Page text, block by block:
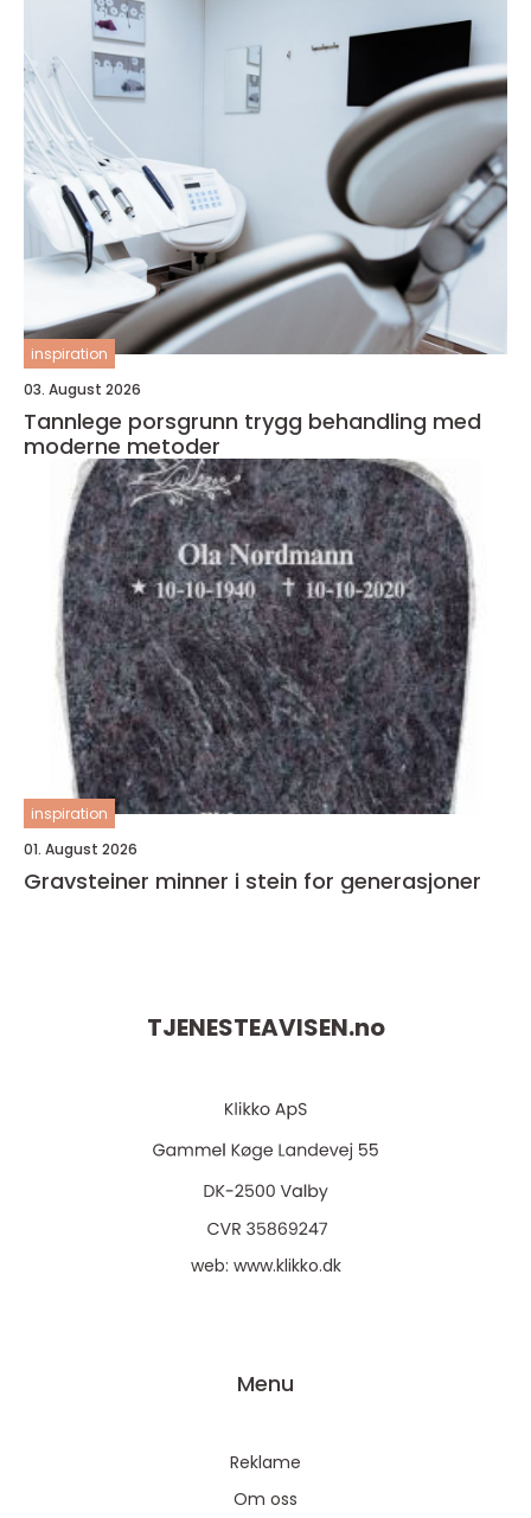
inspiration
03. August 2026
Tannlege porsgrunn trygg behandling med
moderne metoder
inspiration
01. August 2026
Gravsteiner minner i stein for generasjoner
TJENESTEAVISEN.no
web: www.klikko.dk
Menu
Reklame
Om oss